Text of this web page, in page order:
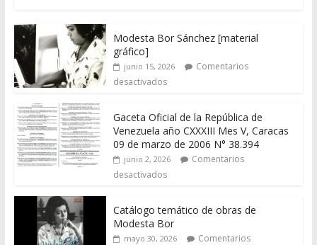
Modesta Bor Sánchez [material
gráfico]
junio 15, 2026
Comentarios
desactivados
Gaceta Oficial de la República de
Venezuela año CXXXIII Mes V, Caracas
09 de marzo de 2006 N° 38.394
junio 2, 2026
Comentarios
desactivados
Catálogo temático de obras de
Modesta Bor
mayo 30, 2026
Comentarios